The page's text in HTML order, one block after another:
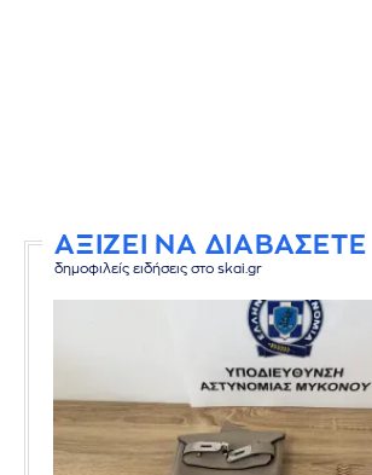
ΑΞΙΖΕΙ ΝΑ ΔΙΑΒΑΣΕΤΕ
δημοφιλείς ειδήσεις στο skai.gr